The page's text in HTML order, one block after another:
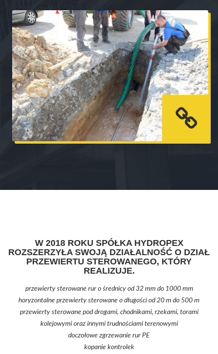
W 2018 ROKU SPÓŁKA HYDROPEX
ROZSZERZYŁA SWOJĄ DZIAŁALNOŚĆ O DZIAŁ
PRZEWIERTU STEROWANEGO, KTÓRY
REALIZUJE.
przewierty sterowane rur o średnicy od 32 mm do 1000 mm
horyzontalne przewierty sterowane o długości od 20 m do 500 m
przewierty sterowane pod drogami, chodnikami, rzekami, torami
kolejowymi oraz innymi trudnościami terenowymi
doczołowe zgrzewanie rur PE
kopanie kontrolek